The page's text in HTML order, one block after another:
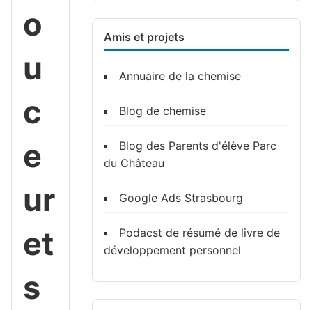
o
u
c
e
ur
et
s
Amis et projets
Annuaire de la chemise
Blog de chemise
Blog des Parents d'élève Parc
du Château
Google Ads Strasbourg
Podacst de résumé de livre de
développement personnel